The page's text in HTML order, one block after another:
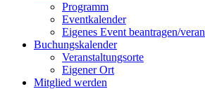
Programm
Eventkalender
Eigenes Event beantragen/
Buchungskalender
Veranstaltungsorte
Eigener Ort
Mitglied werden